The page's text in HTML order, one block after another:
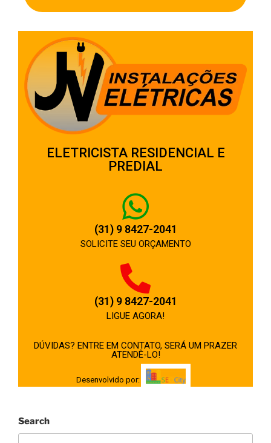
ELETRICISTA RESIDENCIAL E
PREDIAL
(31) 9 8427-2041
SOLICITE SEU ORÇAMENTO
(31) 9 8427-2041
LIGUE AGORA!
DÚVIDAS? ENTRE EM CONTATO, SERÁ UM PRAZER
ATENDÊ-LO!
Desenvolvido por:
Search